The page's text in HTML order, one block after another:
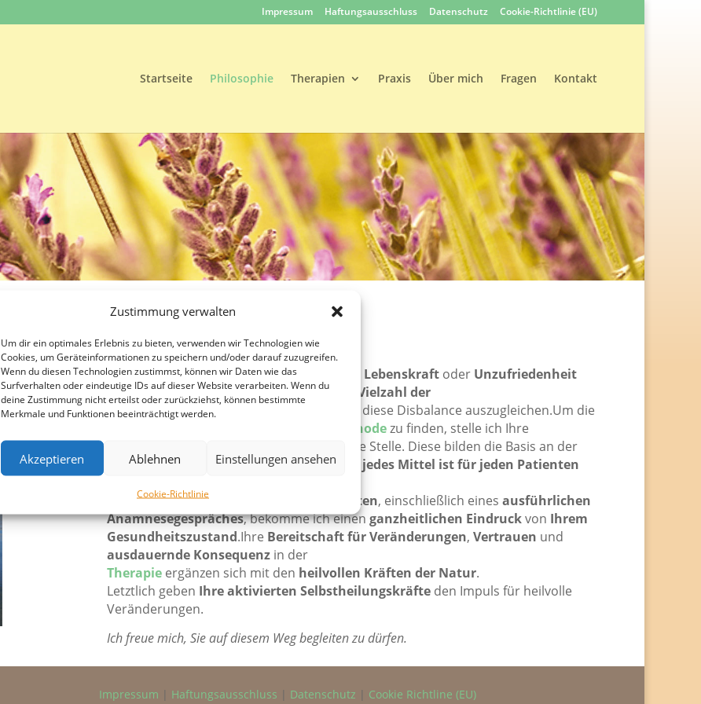
Zustimmung verwalten
Um dir ein optimales Erlebnis zu bieten, verwenden wir Technologien wie
Cookies, um Geräteinformationen zu speichern und/oder darauf zuzugreifen.
Wenn du diesen Technologien zustimmst, können wir Daten wie das
Surfverhalten oder eindeutige IDs auf dieser Website verarbeiten. Wenn du
deine Zustimmung nicht erteilst oder zurückziehst, können bestimmte
Merkmale und Funktionen beeinträchtigt werden.
Akzeptieren Ablehnen Einstellungen ansehen
Cookie-Richtlinie
Impressum Haftungsausschluss Datenschutz Cookie-Richtlinie (EU)
Startseite Philosophie Therapien Praxis Über mich Fragen Kontakt
Die Gründe fürKrankheit, denMangel an Lebenskraftoder Unzufriedenheit
sind ebenso vielfältig wie die unglaubliche
Vielzahl der
Behandlungsmöglichkeiten
unserer Zeit, diese Disbalance auszugleichen.Um die
Therapiemethodezu finden, stelle ich Ihre
an erste Stelle. Diese bilden die Basis an der
sich die Behandlung orientiert, dennnicht jedes Mittel ist für jeden Patienten
Durch verschiedene
Diagnosemöglichkeiten, einschließlich eines ausführlichen
Anamnesegespräches, bekomme ich einen ganzheitlichen Eindruckvon Ihrem
Gesundheitszustand.Ihre Bereitschaft für Veränderungen, Vertrauen und
ausdauernde Konsequenzin der
Therapieergänzen sich mit den heilvollen Kräften der Natur.
Letztlich geben Ihre aktivierten Selbstheilungskräfteden Impuls für heilvolle
Veränderungen.
Ich freue mich, Sie auf diesem Weg begleiten zu dürfen.
Impressum | Haftungsausschluss | Datenschutz | Cookie Richtline (EU)